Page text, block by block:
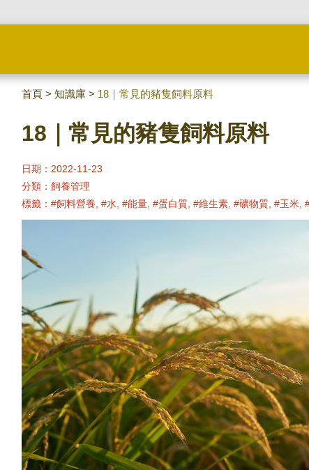
首頁 > 知識庫 > 18｜常見的豬隻飼料原料
18｜常見的豬隻飼料原料
日期：2022-11-23
分類： 飼養管理
標籤： #飼料營養, #水, #能量, #蛋白質, #維生素, #礦物質, #玉米,